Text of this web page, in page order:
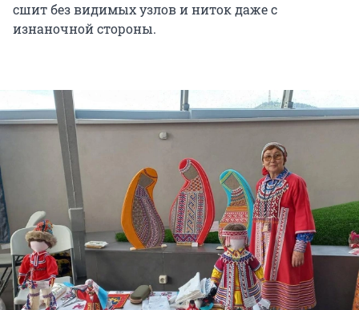
сшит без видимых узлов и ниток даже с
изнаночной стороны.